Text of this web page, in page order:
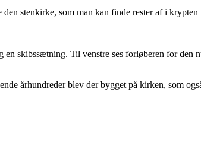
den stenkirke, som man kan finde rester af i
skibssætning. Til venstre ses forløberen for den
århundreder blev der bygget på kirken, som